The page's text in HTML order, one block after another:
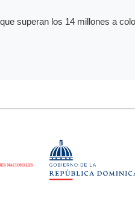
superan los 14 millones a